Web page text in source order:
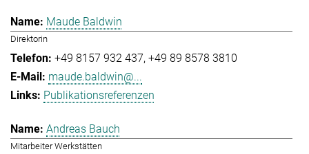
Maude Baldwin
Direktorin
+49 8157 932 437 +49 89 8578 3810
maude.baldwin@...
Publikationsreferenzen
Andreas Bauch
Mitarbeiter Werkstätten